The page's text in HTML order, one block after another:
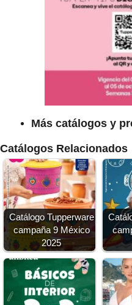
Más catálogos y
Catálogos Relacionados
Catálogo Tupperware
campaña 9 México
2025